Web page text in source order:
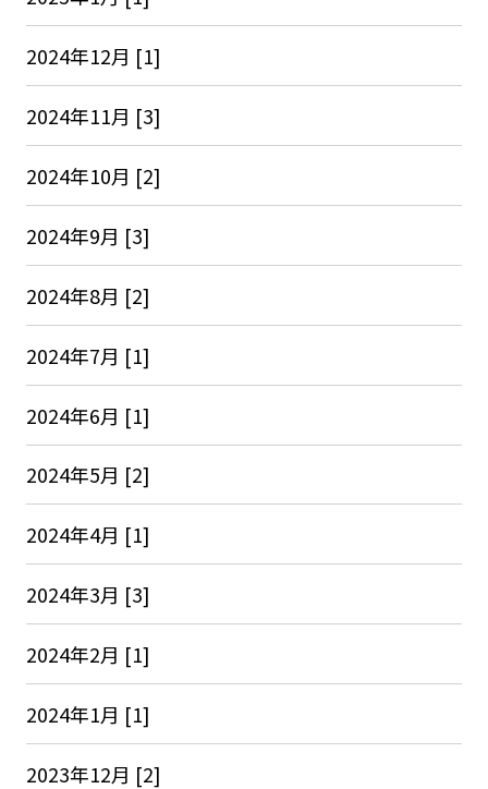
2024年12月 [1]
2024年11月 [3]
2024年10月 [2]
2024年9月 [3]
2024年8月 [2]
2024年7月 [1]
2024年6月 [1]
2024年5月 [2]
2024年4月 [1]
2024年3月 [3]
2024年2月 [1]
2024年1月 [1]
2023年12月 [2]